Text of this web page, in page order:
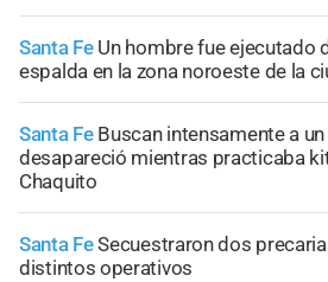
Santa Fe Un hombre fue ejecutado
espalda en la zona noroeste de la
Santa Fe Buscan intensamente a
desapareció mientras practicaba
Chaquito
Santa FeSecuestraron dos
distintos operativos